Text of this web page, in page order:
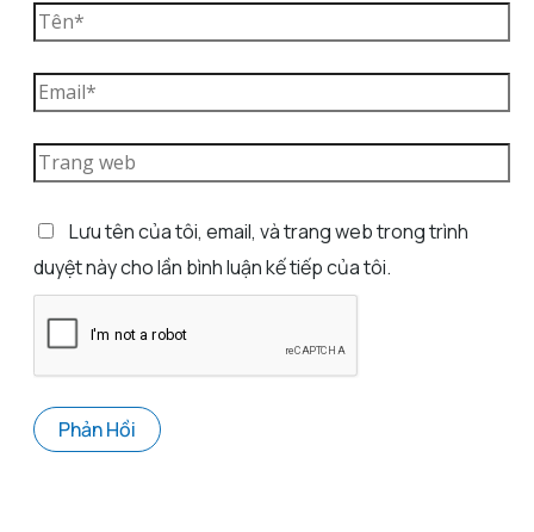
Lưu tên của tôi, email, và trang web trong trình
duyệt này cho lần bình luận kế tiếp của tôi.